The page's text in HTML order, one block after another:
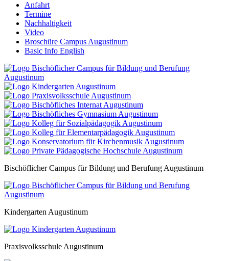
Anfahrt
Termine
Nachhaltigkeit
Video
Broschüre Campus Augustinum
Basic Info English
Bischöflicher Campus für Bildung und Berufung Augustinum
Kindergarten Augustinum
Praxisvolksschule Augustinum